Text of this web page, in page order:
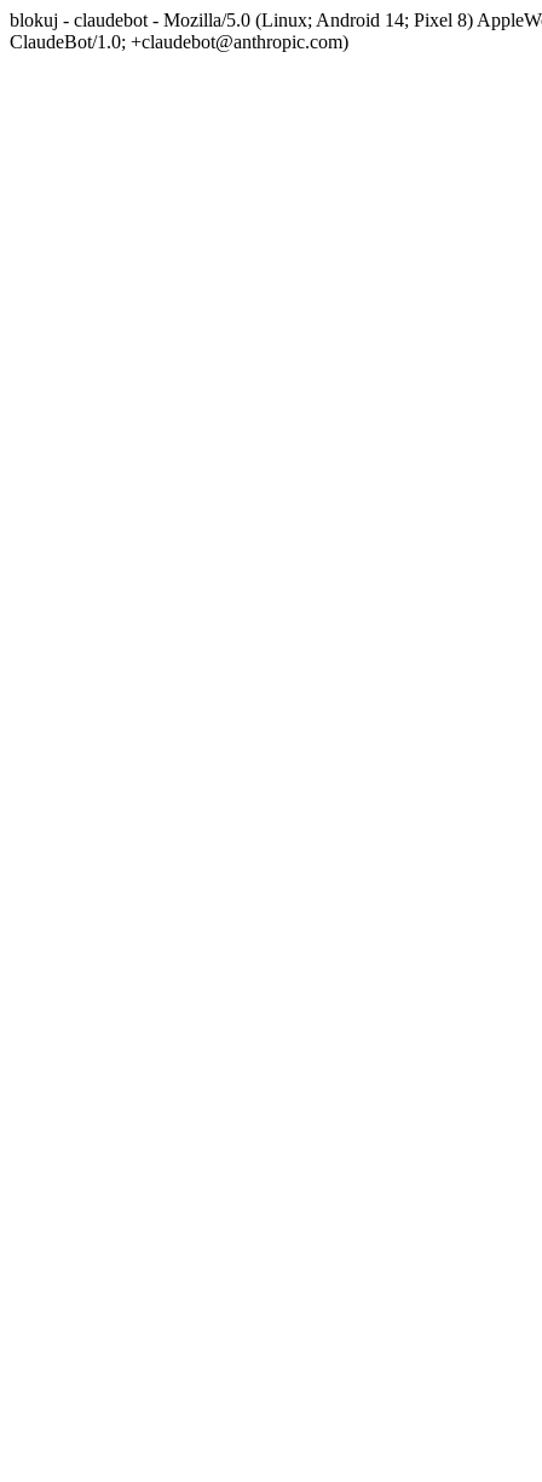
blokuj - claudebot - Mozilla/5.0 (Linux; Android 14; Pixel 8)
ClaudeBot/1.0; +claudebot@anthropic.com)